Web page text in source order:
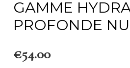
GAMME
PROFONDE
€54.00
Nutriplenish